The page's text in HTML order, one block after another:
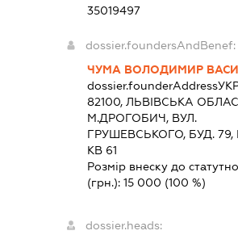
35019497
dossier.foundersAndBenef:
ЧУМА ВОЛОДИМИР
dossier.founderAddress
82100, ЛЬВIВСЬКА
М.ДРОГОБИЧ, ВУЛ.
ГРУШЕВСЬКОГО, БУД. 79,
КВ 61
Розмір внеску до
(грн.):15 000 (100 %)
dossier.heads: